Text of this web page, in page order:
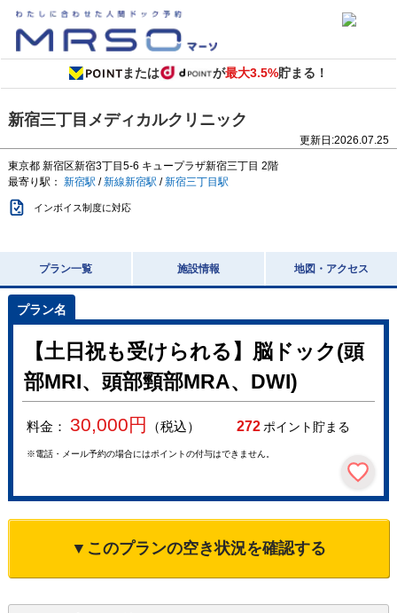
または が最大3.5%貯まる！
新宿三丁目メディカルクリニック
更新日:2026.07.25
東京都 新宿区新宿3丁目5-6 キュープラザ新宿三丁目 2階
最寄り駅： 新宿駅 /新線新宿駅 /新宿三丁目駅
インボイス制度に対応
プラン一覧 施設情報 地図・アクセス
【土日祝も受けられる】脳ドック(頭
部MRI、頭部頸部MRA、DWI)
料金： 30,000円 （税込） 272ポイント貯まる
※電話・メール予約の場合にはポイントの付与はできません。
▼このプランの空き状況を確認する